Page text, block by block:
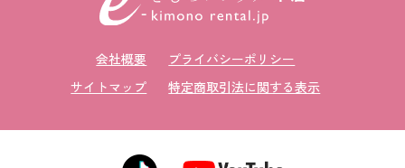
会社概要
プライバシーポリシー
サイトマップ
特定商取引法に関する表示